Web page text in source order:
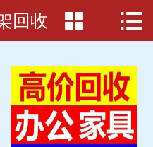
 首页
服务项目
新闻动态
回收  